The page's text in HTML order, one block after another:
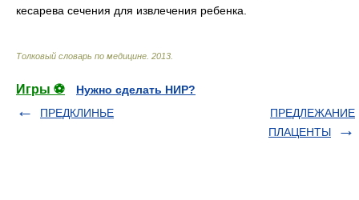
кесарева сечения для извлечения ребенка.
Толковый словарь по медицине 2013
Игры ⚽
Нужно сделать НИР?
ПРЕДКЛИНЬЕ
ПРЕДЛЕЖАНИЕ
ПЛАЦЕНТЫ